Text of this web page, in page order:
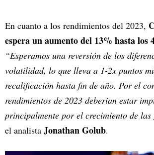
En cuanto a los rendimientos del 2023,
espera un aumento del 13% hasta los
“Esperamos una reversión de los
volatilidad, lo que lleva a 1-2x puntos
recalificación hasta fin de año. Por el
rendimientos de 2023 deberían estar
principalmente por el crecimiento de las
el analista Jonathan Golub.